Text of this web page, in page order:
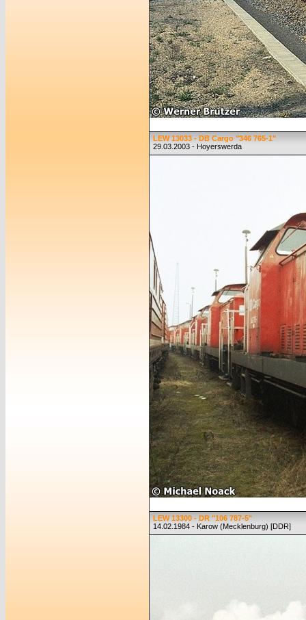
LEW 13033 - DB Cargo "346 765-1"
29.03.2003 - Hoyerswerda
LEW 13300 - DR "106 787-5"
14.02.1984 - Karow (Mecklenburg) [DDR]